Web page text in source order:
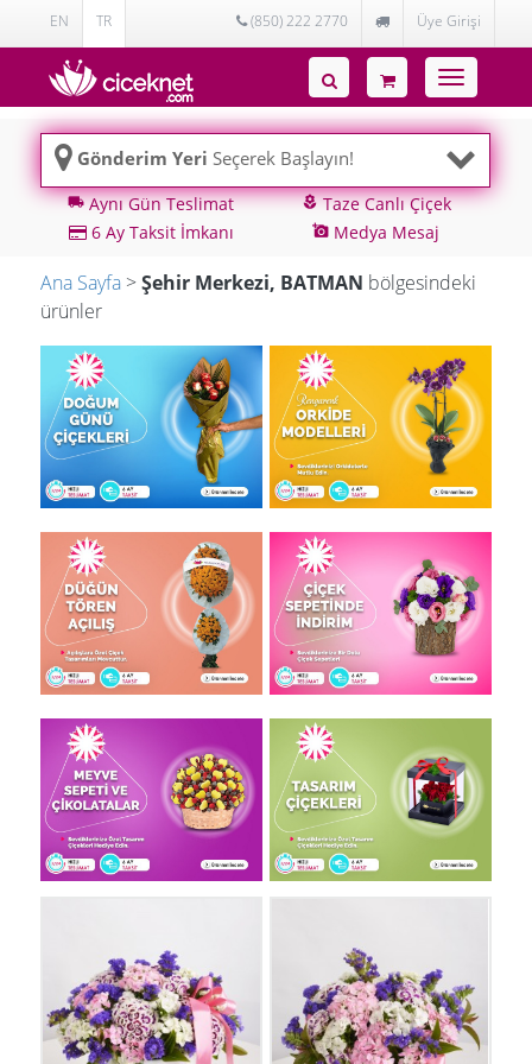
EN TR (850) 222 2770 Üye Girişi
Toggle
navigation
Gönderim Yeri Seçerek Başlayın!
local_shippingAynı Gün Teslimat local_floristTaze Canlı Çiçek
6 Ay Taksit İmkanı
add_a_photo Medya Mesaj
Ana Sayfa >Şehir Merkezi, BATMAN bölgesindeki
ürünler